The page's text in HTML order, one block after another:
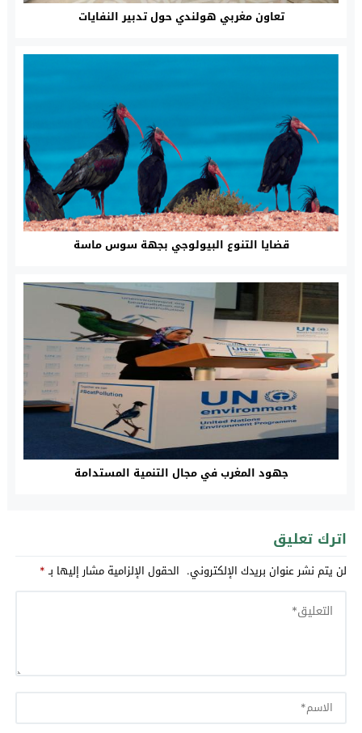
تعاون مغربي هولندي حول تدبير النفايات
قضايا التنوع البيولوجي بجهة سوس ماسة
جهود المغرب في مجال التنمية المستدامة
اترك تعليق
لن يتم نشر عنوان بريدك الإلكتروني. الحقول الإلزامية مشار إليها بـ*